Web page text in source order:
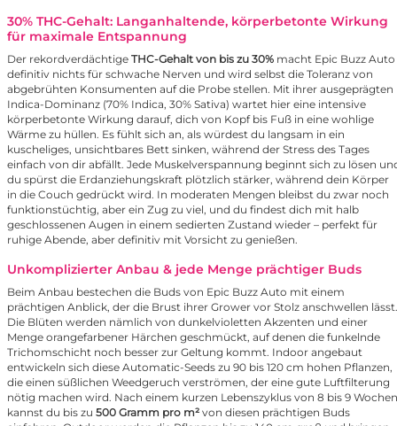
30% THC-Gehalt: Langanhaltende, körperbetonte Wirkung
für maximale Entspannung
Der rekordverdächtige THC-Gehalt von bis zu 30% macht Epic Buzz Auto
definitiv nichts für schwache Nerven und wird selbst die Toleranz von
abgebrühten Konsumenten auf die Probe stellen. Mit ihrer ausgeprägten
Indica-Dominanz (70% Indica, 30% Sativa) wartet hier eine intensive
körperbetonte Wirkung darauf, dich von Kopf bis Fuß in eine wohlige
Wärme zu hüllen. Es fühlt sich an, als würdest du langsam in ein
kuscheliges, unsichtbares Bett sinken, während der Stress des Tages
einfach von dir abfällt. Jede Muskelverspannung beginnt sich zu lösen
du spürst die Erdanziehungskraft plötzlich stärker, während dein Körper
in die Couch gedrückt wird. In moderaten Mengen bleibst du zwar noch
funktionstüchtig, aber ein Zug zu viel, und du findest dich mit halb
geschlossenen Augen in einem sedierten Zustand wieder – perfekt für
ruhige Abende, aber definitiv mit Vorsicht zu genießen.
Unkomplizierter Anbau & jede Menge prächtiger Buds
Beim Anbau bestechen die Buds von Epic Buzz Auto mit einem
prächtigen Anblick, der die Brust ihrer Grower vor Stolz anschwellen lässt.
Die Blüten werden nämlich von dunkelvioletten Akzenten und einer
Menge orangefarbener Härchen geschmückt, auf denen die funkelnde
Trichomschicht noch besser zur Geltung kommt. Indoor angebaut
entwickeln sich diese Automatic-Seeds zu 90 bis 120 cm hohen Pflanzen,
die einen süßlichen Weedgeruch verströmen, der eine gute Luftfilterung
nötig machen wird. Nach einem kurzen Lebenszyklus von 8 bis 9 Wochen
kannst du bis zu 500 Gramm pro m² von diesen prächtigen Buds